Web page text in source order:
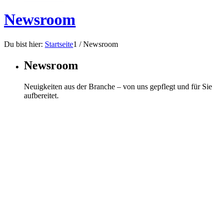
Newsroom
Du bist hier: Startseite1 / Newsroom
Newsroom
Neuigkeiten aus der Branche – von uns gepflegt und für Sie
aufbereitet.